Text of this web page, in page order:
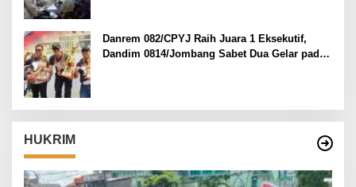
Danrem 082/CPYJ Raih Juara 1 Eksekutif,
Dandim 0814/Jombang Sabet Dua Gelar pada
HUKRIM